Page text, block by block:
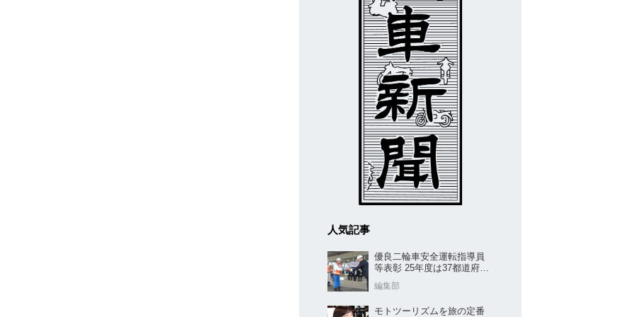
人気記事
優良二輪車安全運転指導員
等表彰 25年度は37都道府県
編集部
モトツーリズムを旅の定番